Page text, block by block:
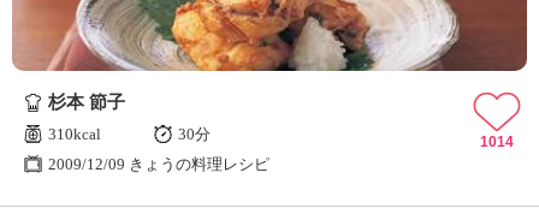
杉本 節子
310kcal
30分
2009/12/09 きょうの料理レシピ
1014